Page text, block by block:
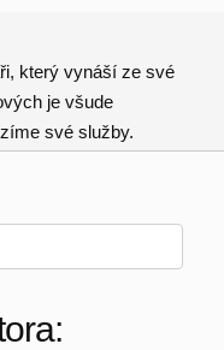
který vynáší ze své
je všude
své služby.